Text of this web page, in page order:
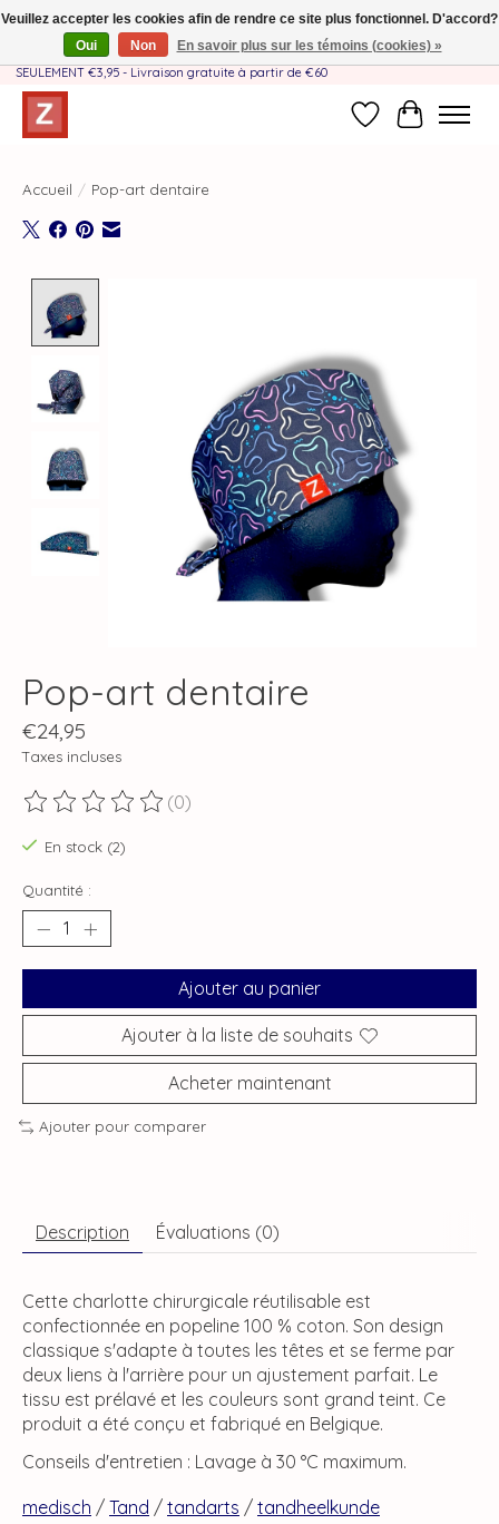
Fait à la main par une équipe mère-fille❤️ - Frais de livraison BE & NL
SEULEMENT €3,95 - Livraison gratuite à partir de €60
Liste dePanier
Accueil / Pop-art dentaire
Pop-art dentaire
€24,95
Taxes incluses
Ce produit est évalué à
(0)
En stock (2)
Quantité :
Ajouter au panier
Ajouter à la liste de souhaits
Acheter maintenant
Ajouter pour comparer
Description Évaluations (0)
Cette charlotte chirurgicale réutilisable est
confectionnée en popeline 100 % coton. Son design
classique s'adapte à toutes les têtes et se ferme par
deux liens à l'arrière pour un ajustement parfait. Le
tissu est prélavé et les couleurs sont grand teint. Ce
produit a été conçu et fabriqué en Belgique.
Conseils d'entretien : Lavage à 30 °C maximum.
medisch / Tand / tandarts / tandheelkunde
Veuillez accepter les cookies afin de rendre ce site plus fonctionnel. D'accord?
Oui
Non En savoir plus sur les témoins (cookies) »